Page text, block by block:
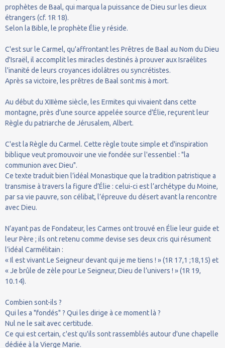
prophètes de Baal, qui marqua la puissance de Dieu sur les dieux
étrangers (cf. 1R 18).
Selon la Bible, le prophète Élie y réside.
C'est sur le Carmel, qu'affrontant les Prêtres de Baal au Nom du Dieu
d'Israël, il accomplit les miracles destinés à prouver aux Israélites
l'inanité de leurs croyances idolâtres ou syncrétistes.
Après sa victoire, les prêtres de Baal sont mis à mort.
Au début du XIIIème siècle, les Ermites qui vivaient dans cette
montagne, près d’une source appelée source d’Élie, reçurent leur
Règle du patriarche de Jérusalem, Albert.
C'est la Règle du Carmel. Cette règle toute simple et d'inspiration
biblique veut promouvoir une vie fondée sur l'essentiel : "la
communion avec Dieu".
Ce texte traduit bien l’idéal Monastique que la tradition patristique a
transmise à travers la figure d’Élie : celui-ci est l’archétype du Moine,
par sa vie pauvre, son célibat, l’épreuve du désert avant la rencontre
avec Dieu.
N’ayant pas de Fondateur, les Carmes ont trouvé en Élie leur guide et
leur Père ; ils ont retenu comme devise ses deux cris qui résument
l’idéal Carmélitain :
« Il est vivant Le Seigneur devant qui je me tiens ! » (1R 17,1 ;18,15) et
« Je brûle de zèle pour Le Seigneur, Dieu de l’univers ! » (1R 19,
10.14).
Combien sont-ils ?
Qui les a "fondés" ? Qui les dirige à ce moment là ?
Nul ne le sait avec certitude.
Ce qui est certain, c'est qu'ils sont rassemblés autour d'une chapelle
dédiée à la Vierge Marie.